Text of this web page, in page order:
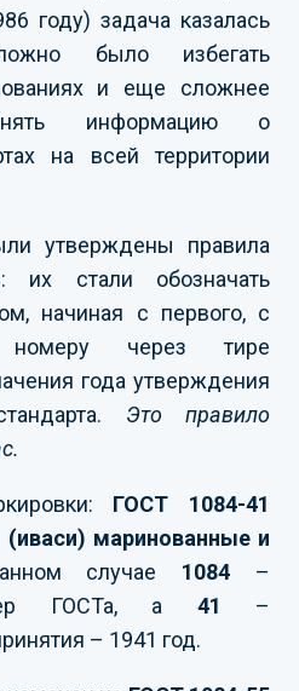
году) задача казалась
было избегать
и еще сложнее
информацию о
на всей территории
утверждены правила
их стали обозначать
начиная с первого, с
через тире
года утверждения
Это правило
ГОСТ 1084-41
маринованные и
случае 1084 –
ГОСТа, а 41
–
– 1941 год.